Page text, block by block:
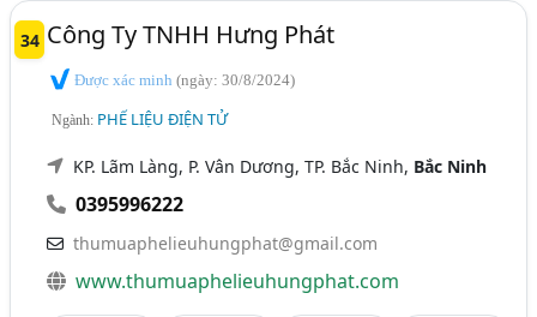
34 Công Ty TNHH Hưng Phát
Được xác minh(ngày: 30/8/2024)
Ngành: PHẾ LIỆU ĐIỆN TỬ
KP. Lãm Làng, P. Vân Dương, TP. Bắc Ninh, Bắc Ninh
0395996222
thumuaphelieuhungphat@gmail.com
www.thumuaphelieuhungphat.com